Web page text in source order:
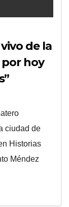
de la
por hoy
ciudad de
Historias
Méndez